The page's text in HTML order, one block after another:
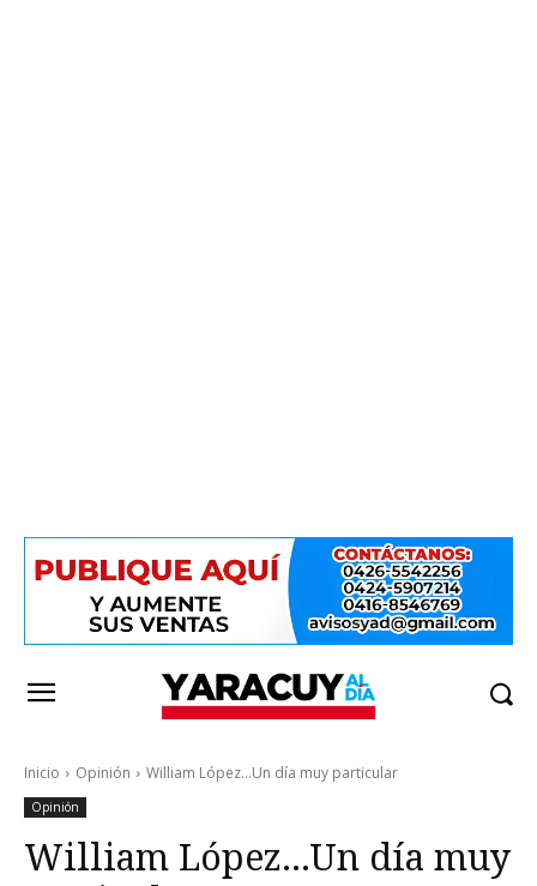
Inicio Opinión William López...Un día muy particular
Opinión
William López…Un día muy